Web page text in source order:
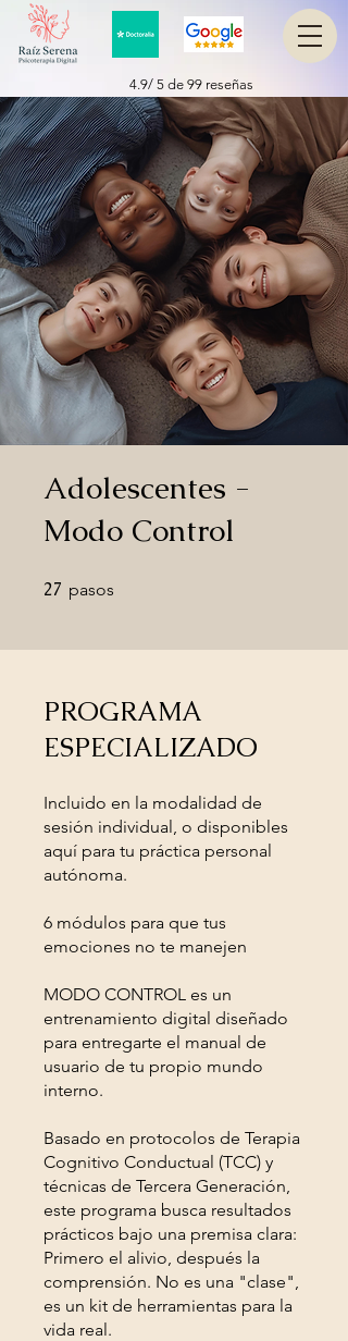
4.9/ 5 de 99 reseñas
Adolescentes -
Modo Control
27 pasos
PROGRAMA
ESPECIALIZADO
Incluido en la modalidad de
sesión individual, o disponibles
aquí para tu práctica personal
autónoma.
6 módulos para que tus
emociones no te manejen
MODO CONTROL es un
entrenamiento digital diseñado
para entregarte el manual de
usuario de tu propio mundo
interno.
Basado en protocolos de Terapia
Cognitivo Conductual (TCC) y
técnicas de Tercera Generación,
este programa busca resultados
prácticos bajo una premisa clara:
Primero el alivio, después la
comprensión. No es una "clase",
es un kit de herramientas para la
vida real.